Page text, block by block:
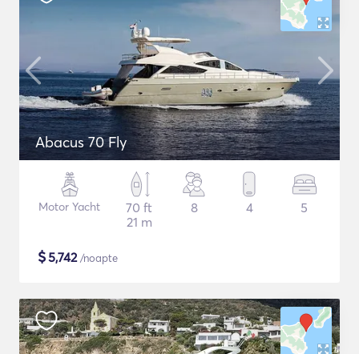
Abacus 70 Fly
Motor Yacht
70 ft
21 m
8 4 5
$5,742/noapte